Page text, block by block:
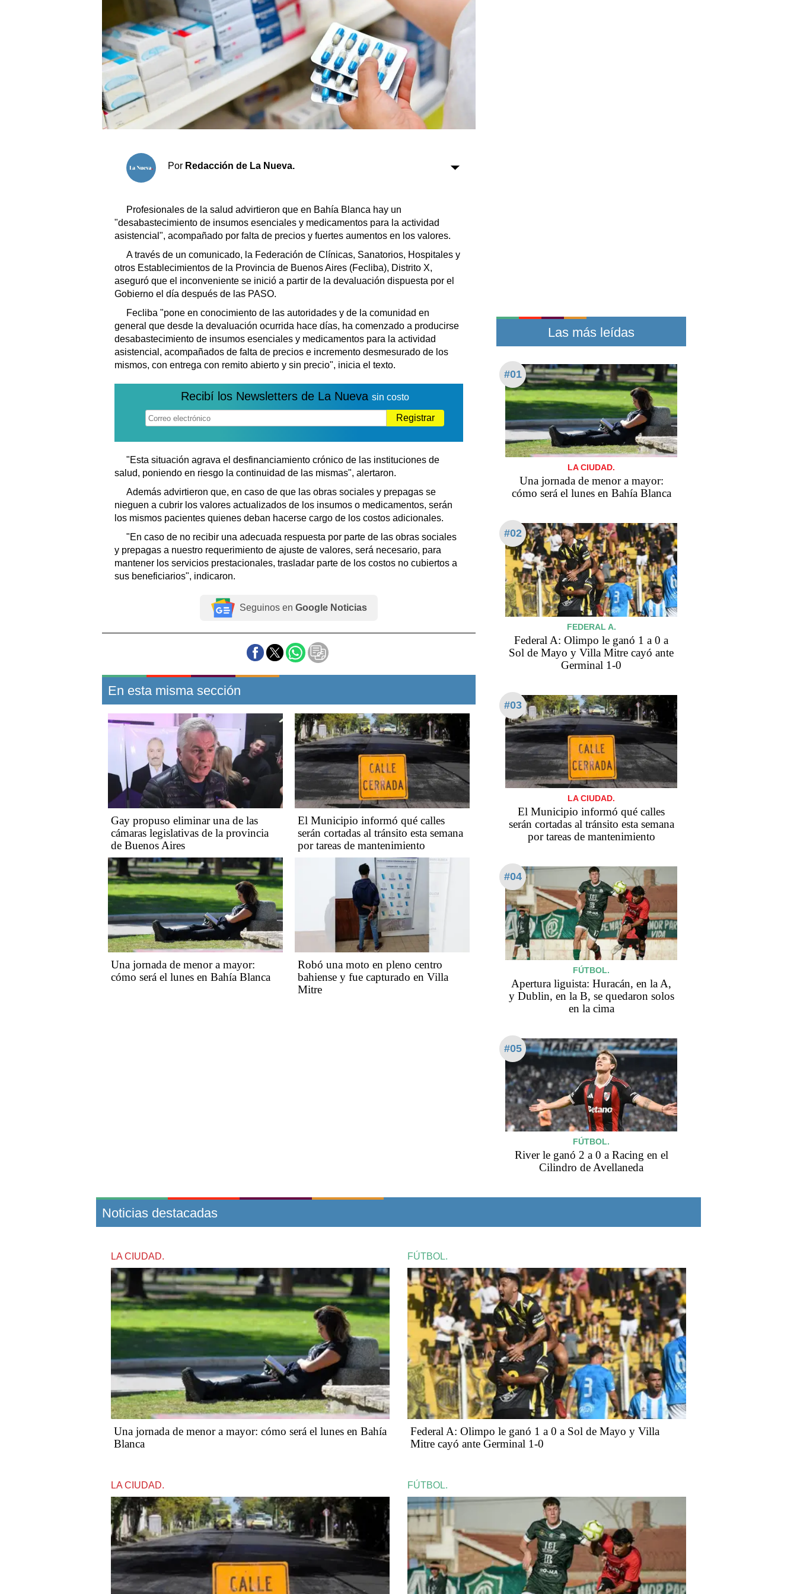
Sociedad y tiempo libre
Sociedad
Tecnología
Turismo
Salud
Es viral
El tiempo
Cartón Lleno
Fúnebres
Horóscopo
Suplementos
Transportes
Loterías
Datos Útiles
Fúnebres
Edictos
Teléfonos de urgencia
Por Redacción de La Nueva.
Profesionales de la salud advirtieron que en Bahía Blanca hay un
"desabastecimiento de insumos esenciales y medicamentos para la actividad
asistencial", acompañado por falta de precios y fuertes aumentos en los valores.
A través de un comunicado, la Federación de Clínicas, Sanatorios, Hospitales y
otros Establecimientos de la Provincia de Buenos Aires (Fecliba), Distrito X,
aseguró que el inconveniente se inició a partir de la devaluación dispuesta por el
Gobierno el día después de las PASO.
Fecliba "pone en conocimiento de las autoridades y de la comunidad en
general que desde la devaluación ocurrida hace días, ha comenzado a producirse
desabastecimiento de insumos esenciales y medicamentos para la actividad
asistencial, acompañados de falta de precios e incremento desmesurado de los
mismos, con entrega con remito abierto y sin precio", inicia el texto.
Recibí los Newsletters de La Nueva sin costo
Registrar
"Esta situación agrava el desfinanciamiento crónico de las instituciones de
salud, poniendo en riesgo la continuidad de las mismas", alertaron.
Además advirtieron que, en caso de que las obras sociales y prepagas se
nieguen a cubrir los valores actualizados de los insumos o medicamentos, serán
los mismos pacientes quienes deban hacerse cargo de los costos adicionales.
"En caso de no recibir una adecuada respuesta por parte de las obras sociales
y prepagas a nuestro requerimiento de ajuste de valores, será necesario, para
mantener los servicios prestacionales, trasladar parte de los costos no cubiertos a
sus beneficiarios", indicaron.
Seguinos en Google Noticias
En esta misma sección
Gay propuso eliminar una de las
cámaras legislativas de la provincia
de Buenos Aires
El Municipio informó qué calles
serán cortadas al tránsito esta semana
por tareas de mantenimiento
Una jornada de menor a mayor:
cómo será el lunes en Bahía Blanca
Robó una moto en pleno centro
bahiense y fue capturado en Villa
Mitre
Las más leídas
#01
LA CIUDAD.
Una jornada de menor a mayor:
cómo será el lunes en Bahía Blanca
#02
FEDERAL A.
Federal A: Olimpo le ganó 1 a 0 a
Sol de Mayo y Villa Mitre cayó ante
Germinal 1-0
#03
LA CIUDAD.
El Municipio informó qué calles
serán cortadas al tránsito esta semana
por tareas de mantenimiento
#04
FÚTBOL.
Apertura liguista: Huracán, en la A,
y Dublin, en la B, se quedaron solos
en la cima
#05
FÚTBOL.
River le ganó 2 a 0 a Racing en el
Cilindro de Avellaneda
Noticias destacadas
LA CIUDAD.
Una jornada de menor a mayor: cómo será el lunes en Bahía
Blanca
FÚTBOL.
Federal A: Olimpo le ganó 1 a 0 a Sol de Mayo y Villa
Mitre cayó ante Germinal 1-0
LA CIUDAD. FÚTBOL.